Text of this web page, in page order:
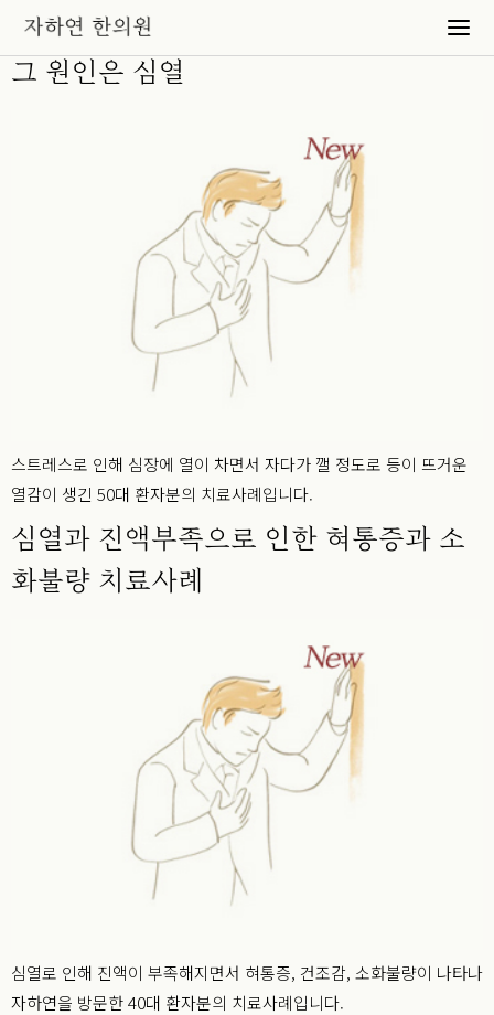
뜨거운 등 열감으로 인한 불면증 치료,
그 원인은 심열
스트레스로 인해 심장에 열이 차면서 자다가 깰 정도로 등이 뜨거운
열감이 생긴 50대 환자분의 치료사례입니다.
심열과 진액부족으로 인한 혀통증과 소
화불량 치료사례
심열로 인해 진액이 부족해지면서 혀통증, 건조감, 소화불량이 나타나
자하연을 방문한 40대 환자분의 치료사례입니다.